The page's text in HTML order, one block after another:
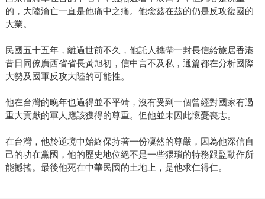
圈，讓競爭傾軋的孩子，從同學互教中，學會何謂團隊；讓
自顧不暇的校外成人，從教導孩子中，學會何謂共同體。讓
我們重新學會人性，並被允許保持人性。 《快思慢想》 過度
依賴直覺系統即時反應，迎合目標、效率，犧牲過程、全
局，見樹不見林，欲速則不達。人總是被自己所擄獲，透過
的，大陸淪亡一直是他痛中之痛。他念茲在茲的仍是反攻復國的
大業。
民國五十五年，離過世前不久，他託人攜帶一封長信給旅居香港
昔日同僚廣西省省長黃旭初，信中言不及私，通篇都在分析國際
大勢及國軍反攻大陸的可能性。
他在台灣的晚年也過得並不平靖，沒有受到一個曾經對國家有過
重大貢獻的軍人應該獲得的尊重。但他並未因此懷憂喪志。
在台灣，他於逆境中始終保持著一份凜然的尊嚴，因為他深信自
己的功在黨國，他的歷史地位絕不是一些猥瑣的特務跟監動作所
能撼搖。最後他死在中華民國的土地上，是他求仁得仁。